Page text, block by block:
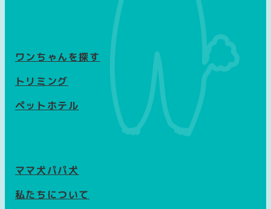
ワンちゃんを探す
トリミング
ペットホテル
ママ犬パパ犬
私たちについて